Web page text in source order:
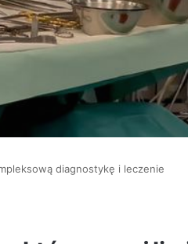
diagnostykę i leczenie